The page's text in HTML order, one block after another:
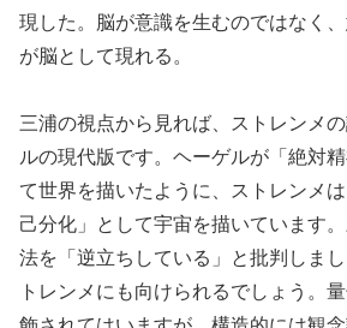
現した。脳が意識を生むのではなく
が脳として現れる。
三浦の視点から見れば、ストレンメ
ルの現代版です。ヘーゲルが「絶対
て世界を描いたように、ストレンメ
己分化」として宇宙を描いています
法を「逆立ちしている」と批判しま
トレンメにも向けられるでしょう。